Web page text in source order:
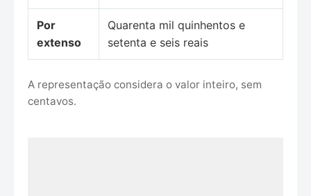
Por
extenso
Quarenta mil quinhentos e
setenta e seis reais
A representação considera o valor inteiro, sem
centavos.